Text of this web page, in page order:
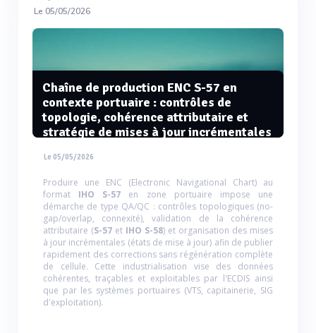
Le 05/05/2026
Chaîne de production ENC S-57 en
contexte portuaire : contrôles de
topologie, cohérence attributaire et
stratégie de mises à jour incrémentales
Le 05/05/2026
Produire une ENC (Electronic Navigational Chart) au
format IHO S-57 en zone portuaire impose une
démarche de type QA/QC : contrôles topologiques (no-
gap/overlap, connexité), validation de la cohérence
attributaire (S-57 et IHO S-58) et organisation des mises
à jour incrémentales (états de mise à jour) afin de publier
rapidement des corrections sans régénération complète
de cellule. Cette industrialisation vise des données
cohérentes, traçables et exploitables par l'ECDIS ainsi
que par les systèmes portuaires (VTS, capitainerie, SIG
d'exploitation).